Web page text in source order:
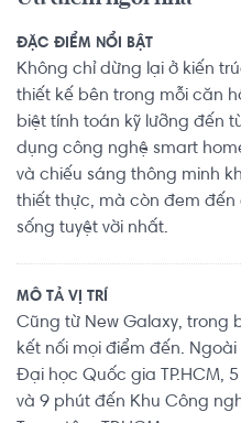
ĐẶC ĐIỂM NỔI BẬT
Không chỉ dừng lại ở kiến
thiết kế bên trong mỗi căn
biệt tính toán kỹ lưỡng đến
dụng công nghệ smart
và chiếu sáng thông minh
thiết thực, mà còn đem
sống tuyệt vời nhất.
MÔ TẢ VỊ TRÍ
Cũng từ New Galaxy, trong
kết nối mọi điểm đến.
Đại học Quốc gia TP.HCM,
và 9 phút đến Khu Công